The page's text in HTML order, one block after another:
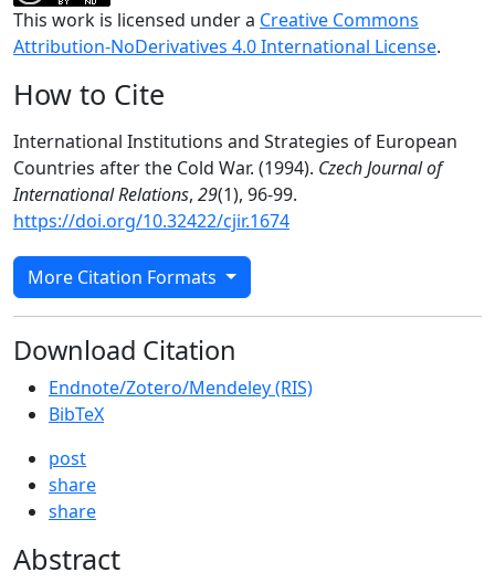
This work is licensed under a Creative Commons
Attribution-NoDerivatives 4.0 International License.
How to Cite
International Institutions and Strategies of European
Countries after the Cold War. (1994). Czech Journal of
International Relations, 29(1), 96-99.
https://doi.org/10.32422/cjir.1674
More Citation Formats
Download Citation
Endnote/Zotero/Mendeley (RIS)
BibTeX
post
share
share
Abstract